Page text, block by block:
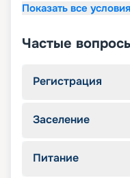
Показать все условия
Частые
Регистрация
Заселение
Питание